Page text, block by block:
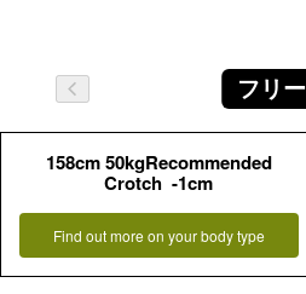
フリー
158cm 50kgRecommended
Crotch -1cm
Find out more on your body type